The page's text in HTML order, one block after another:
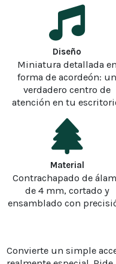
Diseño
Miniatura detallada en
forma de acordeón: un
verdadero centro de
atención en tu
Material
Contrachapado de
de 4 mm, cortado y
ensamblado con
Convierte un simple